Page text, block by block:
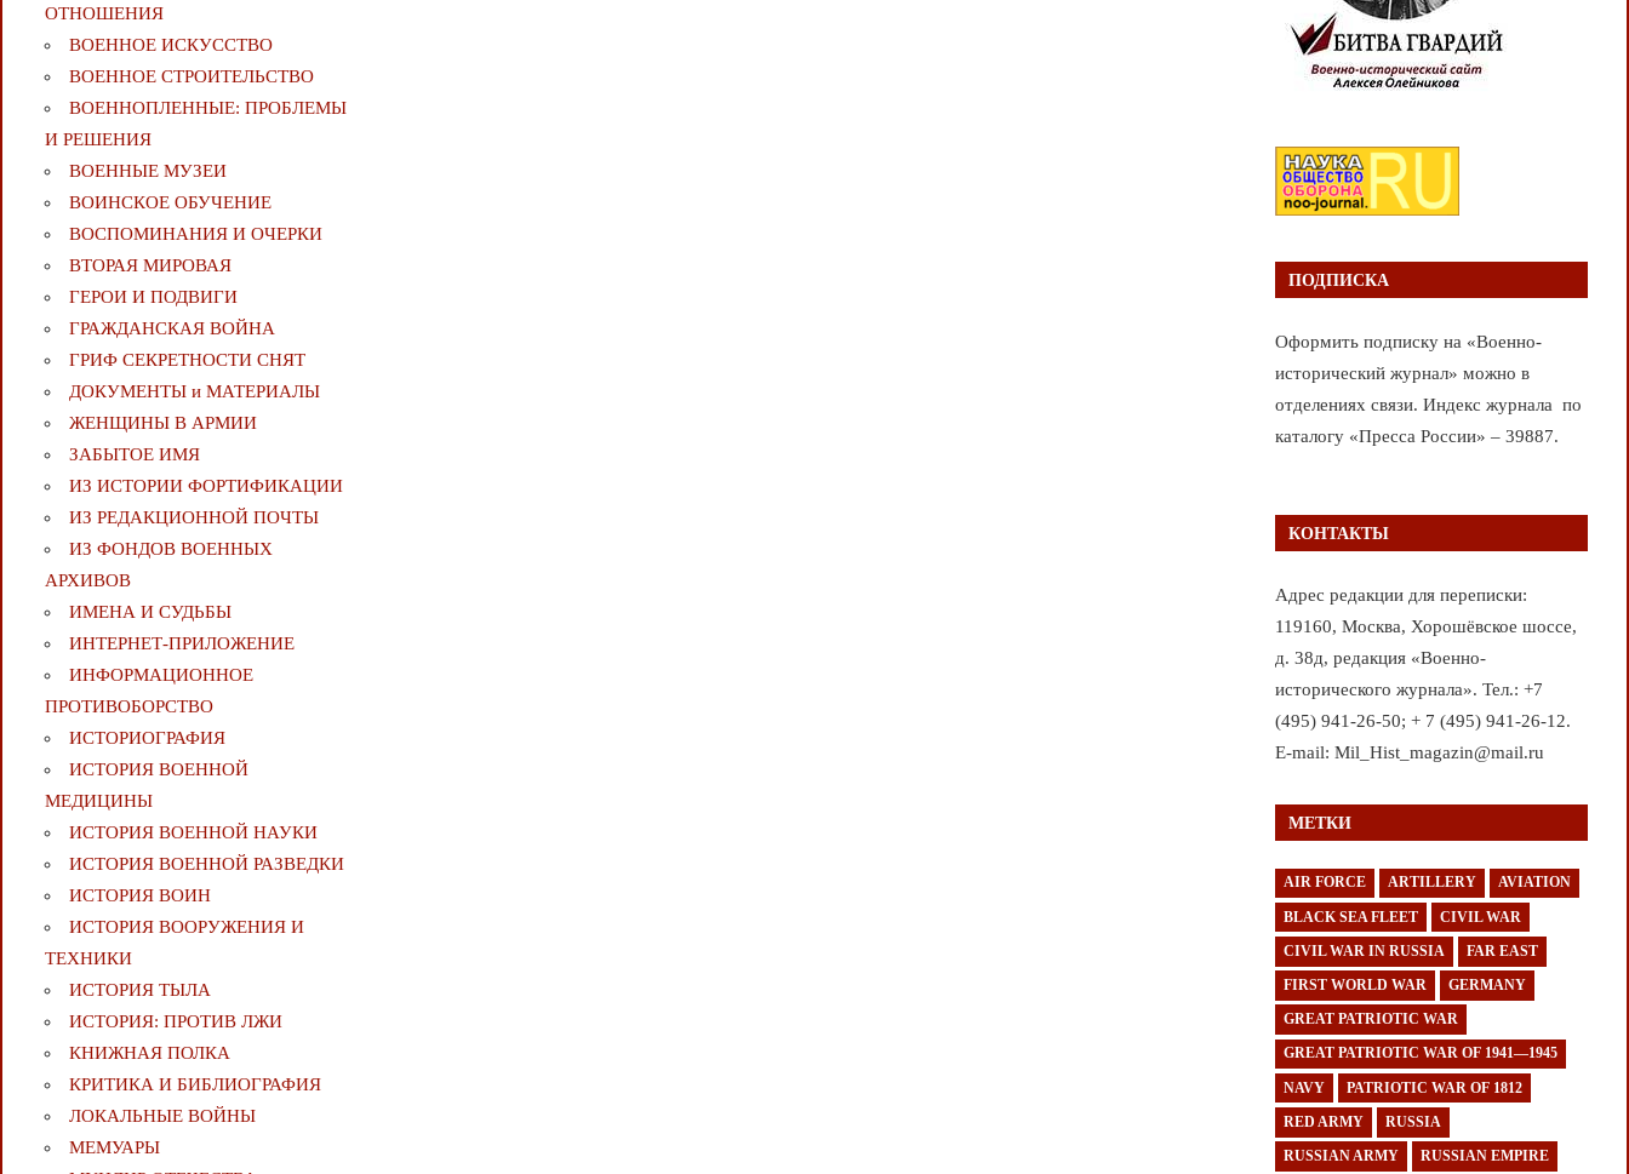
ОТНОШЕНИЯ
ВОЕННОЕ ИСКУССТВО
ВОЕННОЕ СТРОИТЕЛЬСТВО
ВОЕННОПЛЕННЫЕ: ПРОБЛЕМЫ
И РЕШЕНИЯ
ВОЕННЫЕ МУЗЕИ
ВОИНСКОЕ ОБУЧЕНИЕ
ВОСПОМИНАНИЯ И ОЧЕРКИ
ВТОРАЯ МИРОВАЯ
ГЕРОИ И ПОДВИГИ
ГРАЖДАНСКАЯ ВОЙНА
ГРИФ СЕКРЕТНОСТИ СНЯТ
ДОКУМЕНТЫ и МАТЕРИАЛЫ
ЖЕНЩИНЫ В АРМИИ
ЗАБЫТОЕ ИМЯ
ИЗ ИСТОРИИ ФОРТИФИКАЦИИ
ИЗ РЕДАКЦИОННОЙ ПОЧТЫ
ИЗ ФОНДОВ ВОЕННЫХ
АРХИВОВ
ИМЕНА И СУДЬБЫ
ИНТЕРНЕТ-ПРИЛОЖЕНИЕ
ИНФОРМАЦИОННОЕ
ПРОТИВОБОРСТВО
ИСТОРИОГРАФИЯ
ИСТОРИЯ ВОЕННОЙ
МЕДИЦИНЫ
ИСТОРИЯ ВОЕННОЙ НАУКИ
ИСТОРИЯ ВОЕННОЙ РАЗВЕДКИ
ИСТОРИЯ ВОИН
ИСТОРИЯ ВООРУЖЕНИЯ И
ТЕХНИКИ
ИСТОРИЯ ТЫЛА
ИСТОРИЯ: ПРОТИВ ЛЖИ
КНИЖНАЯ ПОЛКА
КРИТИКА И БИБЛИОГРАФИЯ
ЛОКАЛЬНЫЕ ВОЙНЫ
МЕМУАРЫ
ПОДПИСКА
Оформить подписку на «Военно-
исторический журнал» можно в
отделениях связи. Индекс журнала по
каталогу «Пресса России» – 39887.
КОНТАКТЫ
Адрес редакции для переписки:
119160, Москва, Хорошёвское шоссе,
д. 38д, редакция «Военно-
исторического журнала». Тел.: +7
(495) 941-26-50; + 7 (495) 941-26-12.
E-mail: Mil_Hist_magazin@mail.ru
МЕТКИ
AIR FORCE ARTILLERY AVIATION
BLACK SEA FLEET CIVIL WAR
CIVIL WAR IN RUSSIA FAR EAST
FIRST WORLD WAR GERMANY
GREAT PATRIOTIC WAR
GREAT PATRIOTIC WAR OF 1941—1945
NAVY PATRIOTIC WAR OF 1812
RED ARMY RUSSIA
RUSSIAN ARMY RUSSIAN EMPIRE